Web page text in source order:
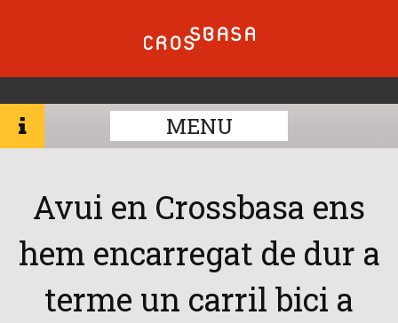
MENU
Avui en Crossbasa ens
hem encarregat de dur a
terme un carril bici a